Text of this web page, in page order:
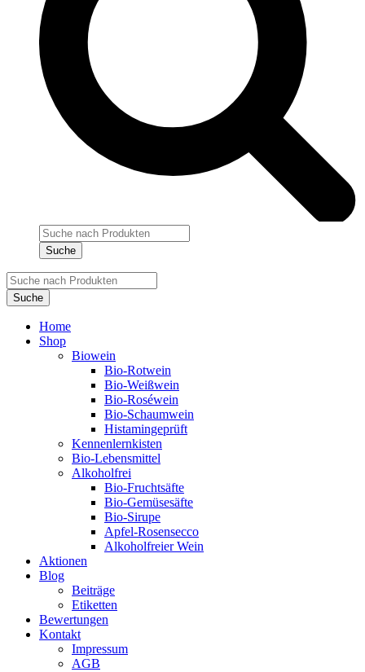
Products
search
Suche
Products
search
Suche
Home
Shop
Biowein
Bio-Rotwein
Bio-Weißwein
Bio-Roséwein
Bio-Schaumwein
Histamingeprüft
Kennenlernkisten
Bio-Lebensmittel
Alkoholfrei
Bio-Fruchtsäfte
Bio-Gemüsesäfte
Bio-Sirupe
Apfel-Rosensecco
Alkoholfreier Wein
Aktionen
Blog
Beiträge
Etiketten
Bewertungen
Kontakt
Impressum
AGB